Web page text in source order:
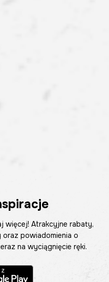
więcej! Atrakcyjne rabaty,
powiadomienia o
na wyciągnięcie ręki.